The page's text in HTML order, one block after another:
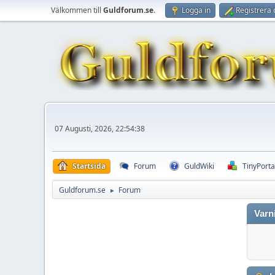
Välkommen till Guldforum.se. Logga in Registrera
07 Augusti, 2026, 22:54:38
Startsida Forum GuldWiki
Guldforum.se ► Forum